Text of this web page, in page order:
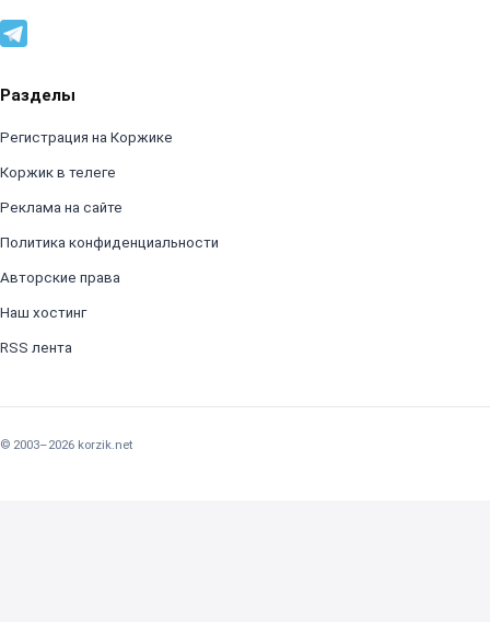
Разделы
Регистрация на Коржике
Коржик в телеге
Реклама на сайте
Политика конфиденциальности
Авторские права
Наш хостинг
RSS лента
© 2003–2026 korzik.net